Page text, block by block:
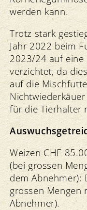
werden kann.
Trotz stark
Jahr 2022 beim
2023/24 auf
verzichtet, da
auf die
für die Tierhalter
Weizen CHF
(bei grossen
dem Abnehmer);
grossen Mengen
Abnehmer).